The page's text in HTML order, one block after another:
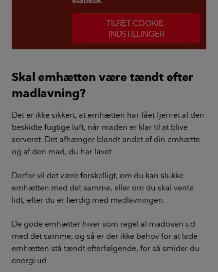
TILRET COOKIE-
INDSTILLINGER
Skal emhætten være tændt efter
madlavning?
Det er ikke sikkert, at emhætten har fået fjernet al den
beskidte fugtige luft, når maden er klar til at blive
serveret. Det afhænger blandt andet af din emhætte
og af den mad, du har lavet.
Derfor vil det være forskelligt, om du kan slukke
emhætten med det samme, eller om du skal vente
lidt, efter du er færdig med madlavningen.
De gode emhætter hiver som regel al madosen ud
med det samme, og så er der ikke behov for at lade
emhætten stå tændt efterfølgende, for så smider du
energi ud.